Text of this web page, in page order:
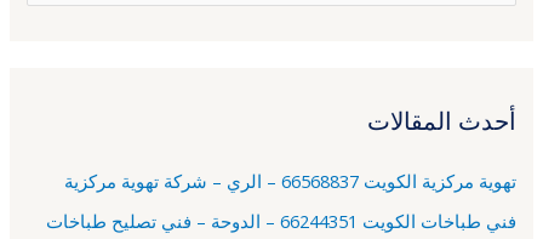
ل
ث
ن
:
أحدث المقالات
تهوية مركزية الكويت 66568837 – الري – شركة تهوية مركزية
فني طباخات الكويت 66244351 – الدوحة – فني تصليح طباخات